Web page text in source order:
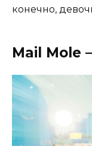
конечно,
Mail Mole